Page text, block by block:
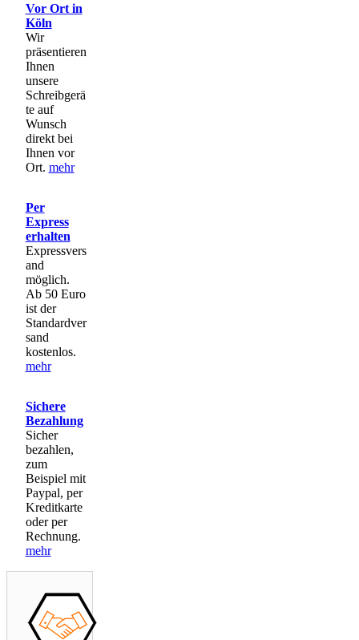
Vor Ort in
Köln
Wir
präsentieren
Ihnen
unsere
Schreibgerä
te auf
Wunsch
direkt bei
Ihnen vor
Ort. mehr
Per
Express
erhalten
Expressvers
and
möglich.
Ab 50 Euro
ist der
Standardver
sand
kostenlos.
mehr
Sichere
Bezahlung
Sicher
bezahlen,
zum
Beispiel mit
Paypal, per
Kreditkarte
oder per
Rechnung.
mehr